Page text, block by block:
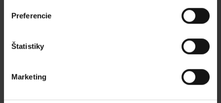
Preferencie
Štatistiky
Marketing
Bobrovník